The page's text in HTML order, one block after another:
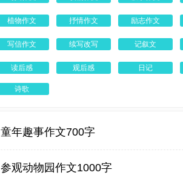
植物作文 抒情作文 励志作文
写信作文 续写改写 记叙文
读后感 观后感 日记
诗歌
童年趣事作文700字
参观动物园作文1000字